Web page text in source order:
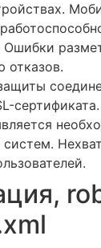
Ошибки
отказов.
систем.